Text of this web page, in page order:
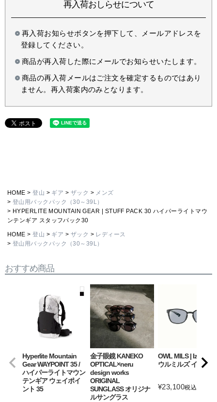
再入荷おしらせについて
再入荷お知らせボタンを押下して、メールアドレスを
登録してください。
商品が再入荷した際にメールでお知らせいたします。
商品の再入荷メールはご注文を確定するものではあり
ません。再入荷案内のみとなります。
HOME 登山 ギア ザック
メンズ
登山用バックパック（30～39L）
HYPERLITE MOUNTAIN GEAR | STUFF PACK 30 ハイパーライトマウ
ンテンギア スタッフパック30
HOME 登山 ギア ザック
レディース
登山用バックパック（30～39L）
おすすめ商品
Hyperlite Mountain
Gear WAYPOINT 35 /
ハイパーライトマウン
テンギア ウェイポイ
ント 35
金子眼鏡 KANEKO
OPTICAL×neru
design works
ORIGINAL
SUNGLASS オリジナ
ルサングラス
OWL MILS | Izanagi
ウルミルズ イザナギ
¥23,100税込